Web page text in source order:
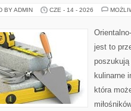
BY ADMIN CZE - 14 - 2026
jest to
kulinarne
która